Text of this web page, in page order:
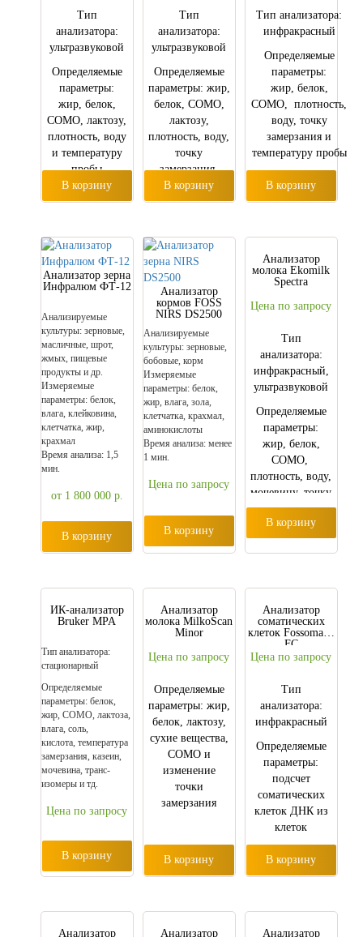
Тип
анализатора:
ультразвуковой
Определяемые
параметры:
жир, белок,
СОМО, лактозу,
плотность, воду
и температуру
пробы
В корзину
Тип
анализатора:
ультразвуковой
Определяемые
параметры: жир,
белок, СОМО,
лактозу,
плотность, воду,
точку
замерзания,
общий белок,
минеральные
калорийность и
температуру
пробы
В корзину
Тип анализатора:
инфракрасный
Определяемые
параметры:
жир, белок,
СОМО, плотность,
воду, точку
замерзания и
температуру пробы
В корзину
Анализатор зерна
Инфралюм ФТ-12
Анализируемые
культуры: зерновые,
масличные, шрот,
жмых, пищевые
продукты и др.
Измеряемые
параметры: белок,
влага, клейковина,
клетчатка, жир,
крахмал
Время анализа: 1,5
мин.
от 1 800 000 р.
В корзину
Анализатор
кормов FOSS
NIRS DS2500
Анализируемые
культуры: зерновые,
бобовые, корм
Измеряемые
параметры: белок,
жир, влага, зола,
клетчатка, крахмал,
аминокислоты
Время анализа: менее
1 мин.
Цена по запросу
В корзину
Анализатор
молока Ekomilk
Spectra
Цена по запросу
Тип
анализатора:
инфракрасный,
ультразвуковой
Определяемые
параметры:
жир, белок,
СОМО,
плотность, воду,
мочевину, точку
замерзания и
температуру
пробы
В корзину
ИК-анализатор
Bruker MPA
Тип анализатора:
стационарный
Определяемые
параметры: белок,
жир, СОМО, лактоза,
влага, соль,
кислота, температура
замерзания, казеин,
мочевина, транс-
изомеры и тд.
Цена по запросу
В корзину
Анализатор
молока MilkoScan
Minor
Цена по запросу
Определяемые
параметры: жир,
белок, лактозу,
сухие вещества,
СОМО и
изменение
точки
замерзания
В корзину
Анализатор
соматических
клеток Fossomatic
FC
Цена по запросу
Тип
анализатора:
инфракрасный
Определяемые
параметры:
подсчет
соматических
клеток ДНК из
клеток
В корзину
Анализатор Анализатор Анализатор